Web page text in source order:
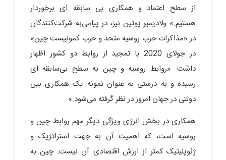
از سطح اعتماد و همکاری بی ­سابقه ­ای برخوردار
هستیم.» ولادیمیر پوتین نیز، در پیامی‌به شرکت‌کنندگان
در «مذاکرات حزب روسیه متحد و حزب کمونیست چین»
در جولای 2020 با تمجید از روابط دو کشور اظهار
داشت: «روابط روسیه و چین به سطح بی‌سابقه‌ ای
رسیده و به درستی به عنوان نمونه یک همکاری بین
دولتی در جهان امروز در نظر گرفته می‌شود.»
همکاری در بخش انرژی ویژگی دیگر مهم روابط چین و
روسیه است، که اهمیت آن به ­جهت استراتژیک و
ژئوپلیتیک کمتر از ارزش اقتصادی آن نیست. چین به